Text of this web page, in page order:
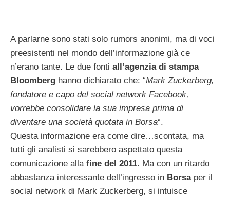
A parlarne sono stati solo rumors anonimi, ma di voci
preesistenti nel mondo dell’informazione già ce
n’erano tante. Le due fonti all’agenzia di stampa
Bloomberg hanno dichiarato che: “Mark Zuckerberg,
fondatore e capo del social network Facebook,
vorrebbe consolidare la sua impresa prima di
diventare una società quotata in Borsa“.
Questa informazione era come dire…scontata, ma
tutti gli analisti si sarebbero aspettato questa
comunicazione alla fine del 2011. Ma con un ritardo
abbastanza interessante dell’ingresso in Borsaper il
social network di Mark Zuckerberg, si intuisce